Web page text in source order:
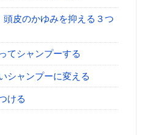
皮のかゆみを抑える３つ
てシャンプーする
シャンプーに変える
ける